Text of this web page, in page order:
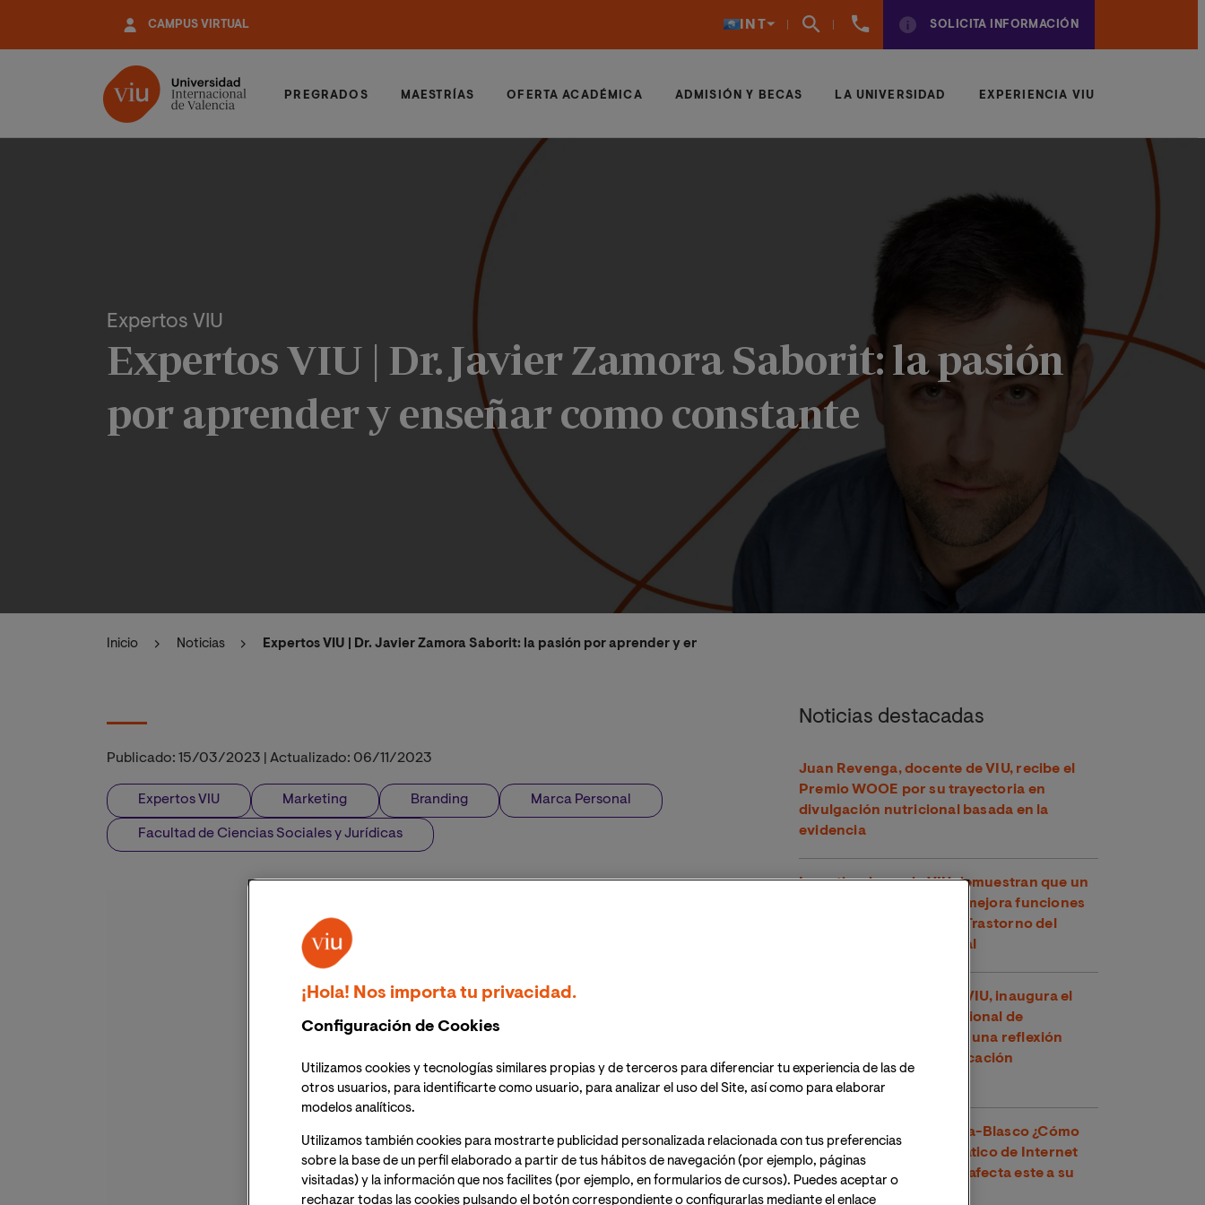
contenido
CAMPUS VIRTUAL INT
961
SOLICITA INFORMACIÓN
PREGRADOS MAESTRÍAS OFERTA ACADÉMICA ADMISIÓN Y BECAS LA UNIVERSIDAD EXPERIENCIA VIU
Expertos VIU
Expertos VIU | Dr. Javier Zamora Saborit: la pasión
por aprender y enseñar como constante
Inicio Noticias Expertos VIU | Dr. Javier Zamora Saborit: la pasión por aprender y enseñar como constante
Publicado: 15/03/2023 Actualizado: 06/11/2023
Expertos VIU Marketing Branding Marca Personal
Facultad de Ciencias Sociales y Jurídicas
Noticias destacadas
Juan Revenga, docente de VIU, recibe el
Premio WOOE por su trayectoria en
divulgación nutricional basada en la
evidencia
Investigadores de VIU demuestran que un
compuesto del té verde mejora funciones
cognitivas en niños con Trastorno del
Espectro Alcohólico Fetal
Toni García, docente de VIU, inaugura el
XXVI Congreso Internacional de
Educadores en Perú con una reflexión
sobre los retos de la educación
contemporánea
Dr. Víctor José Villanueva-Blasco ¿Cómo
detectar el uso problemático de Internet
en adolescentes y cómo afecta este a su
salud mental?
¡Hola! Nos importa tu privacidad.
Configuración de Cookies
Utilizamos cookies y tecnologías similares propias y de terceros para diferenciar tu experiencia de las de
otros usuarios, para identificarte como usuario, para analizar el uso del Site, así como para elaborar
modelos analíticos.
Utilizamos también cookies para mostrarte publicidad personalizada relacionada con tus preferencias
sobre la base de un perfil elaborado a partir de tus hábitos de navegación (por ejemplo, páginas
visitadas) y la información que nos facilites (por ejemplo, en formularios de cursos). Puedes aceptar o
rechazar todas las cookies pulsando el botón correspondiente o configurarlas mediante el enlace